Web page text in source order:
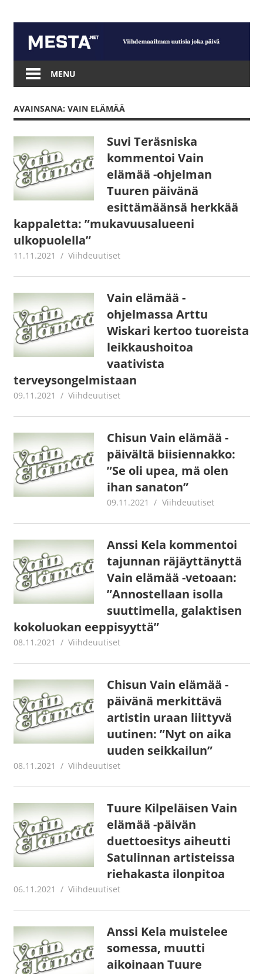
content
Mesta.net
MENU
AVAINSANA: VAIN ELÄMÄÄ
Suvi Teräsniska
kommentoi Vain
elämää -ohjelman
Tuuren päivänä
esittämäänsä herkkää
kappaletta: ”mukavuusalueeni
ulkopuolella”
11.11.2021 Juha Kaunisto
Viihdeuutiset
Vain elämää -
ohjelmassa Arttu
Wiskari kertoo tuoreista
leikkaushoitoa
vaativista
terveysongelmistaan
09.11.2021 Juha Kaunisto
Viihdeuutiset
Chisun Vain elämää -
päivältä biisiennakko:
”Se oli upea, mä olen
ihan sanaton”
09.11.2021 Juha Kaunisto
Viihdeuutiset
Anssi Kela kommentoi
tajunnan räjäyttänyttä
Vain elämää -vetoaan:
”Annostellaan isolla
suuttimella, galaktisen
kokoluokan eeppisyyttä”
08.11.2021 Juha Kaunisto
Viihdeuutiset
Chisun Vain elämää -
päivänä merkittävä
artistin uraan liittyvä
uutinen: ”Nyt on aika
uuden seikkailun”
08.11.2021 Juha Kaunisto
Viihdeuutiset
Tuure Kilpeläisen Vain
elämää -päivän
duettoesitys aiheutti
Satulinnan artisteissa
riehakasta ilonpitoa
06.11.2021 Juha Kaunisto
Viihdeuutiset
Anssi Kela muistelee
somessa, muutti
aikoinaan Tuure